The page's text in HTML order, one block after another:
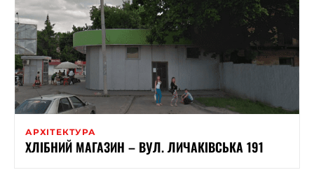
АРХІТЕКТУРА
ХЛІБНИЙ МАГАЗИН – ВУЛ. ЛИЧАКІВСЬКА 191